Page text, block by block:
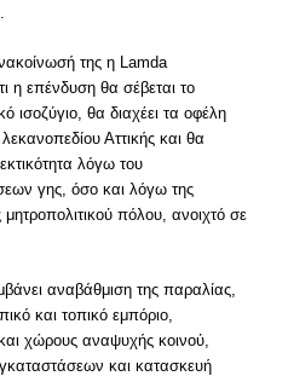
της η Lamda
η επένδυση θα σέβεται το
ισοζύγιο, θα διαχέει τα οφέλη
Αττικής και θα
λόγω του
γης, όσο και λόγω της
πόλου, ανοιχτό σε
αναβάθμιση της παραλίας,
και τοπικό εμπόριο,
χώρους αναψυχής κοινού,
και κατασκευή